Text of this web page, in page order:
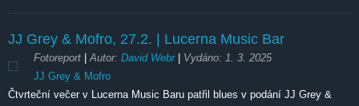
JJ Grey & Mofro, 27.2. | Lucerna Music Bar
Fotoreport |Autor: David Webr Vydáno: 1. 3. 2025
JJ Grey & Mofro
Čtvrteční večer v Lucerna Music Baru patřil blues v podání JJ Grey &